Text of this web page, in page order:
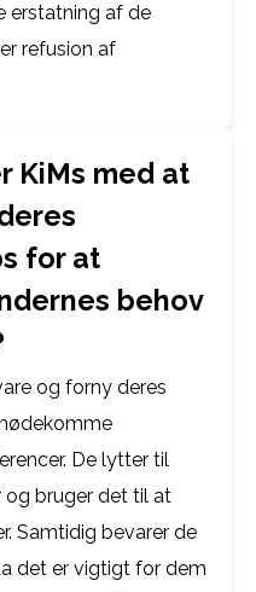
erstatning af de
refusion af
KiMs med at
for at
behov
og forny deres
De lytter til
og bruger det til at
Samtidig bevarer de
det er vigtigt for dem